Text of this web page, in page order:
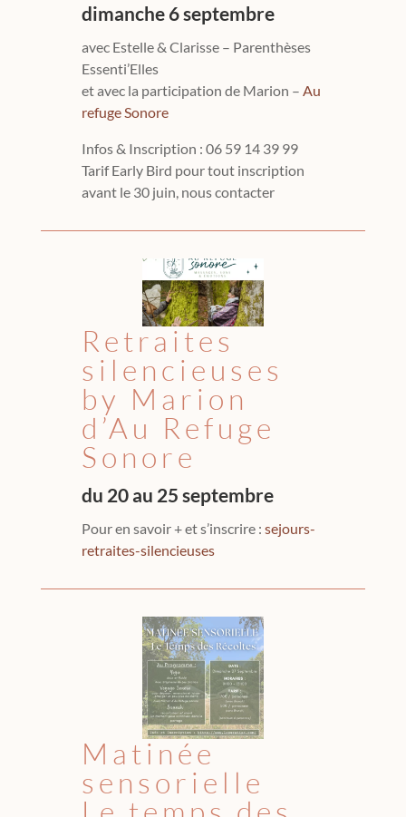
dimanche 6 septembre
avec Estelle & Clarisse – Parenthèses
Essenti’Elles
et avec la participation de Marion – Au
refuge Sonore
Infos & Inscription : 06 59 14 39 99
TarifEarly Bird pour tout inscription
avant le 30 juin, nous contacter
Retraites
silencieuses
by Marion
d’Au Refuge
Sonore
du 20 au 25 septembre
Pour en savoir + et s’inscrire : sejours-
retraites-silencieuses
Matinée
sensorielle